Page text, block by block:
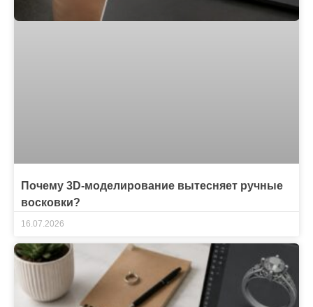
Почему 3D-моделирование вытесняет ручные
восковки?
16.07.2026